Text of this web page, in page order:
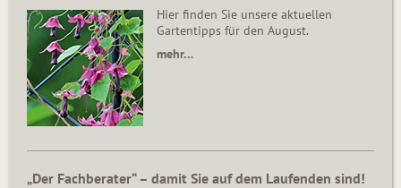
Hier finden Sie unsere aktuellen
Gartentipps für den August.
mehr…
„Der Fachberater“ – damit Sie auf dem Laufenden sind!